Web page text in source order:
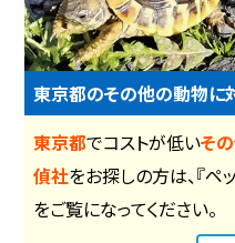
東京都のその他の動物に
東京都でコストが低いそ
偵社をお探しの方は、『ペ
をご覧になってください。